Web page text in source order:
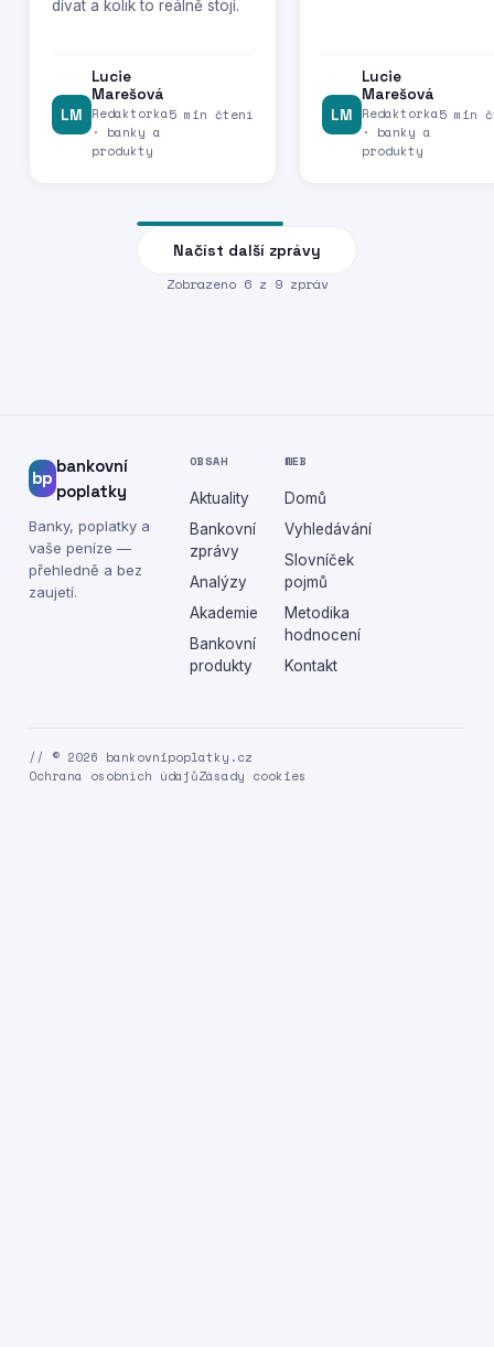
dívat a kolik to reálně stojí.
LM
Lucie
Marešová
Redaktorka
· banky a
produkty
5 min čtení LM
Lucie
Marešová
Redaktorka
· banky a
produkty
5 min
Načíst další zprávy
Zobrazeno 6z 9zpráv
bp
bankovní
poplatky
Banky, poplatky a
vaše peníze —
přehledně a bez
zaujetí.
OBSAH
Aktuality
Bankovní
zprávy
Analýzy
Akademie
Bankovní
produkty
WEB
Domů
Vyhledávání
Slovníček
pojmů
Metodika
hodnocení
Kontakt
// © 2026 bankovnipoplatky.cz
Ochrana osobních údajůZásady cookies